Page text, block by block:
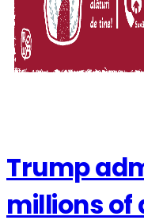
Trump
millions of